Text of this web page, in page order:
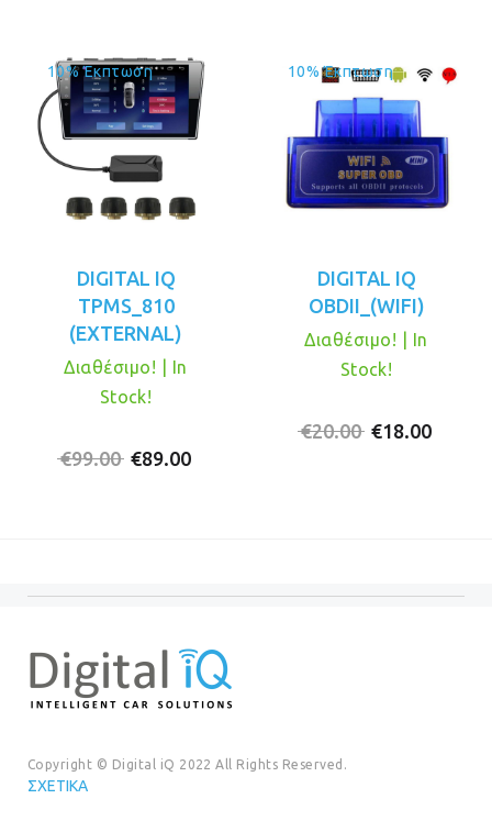
10% Έκπτωση
DIGITAL IQ
TPMS_810
(EXTERNAL)
€99.00 Original
€89.00
Διαθέσιμο! | In
Stock!
10% Έκπτωση
DIGITAL IQ
OBDII_(WIFI)
€20.00 Original
€18.00
Διαθέσιμο! | In
Stock!
Copyright © Digital iQ 2022 All Rights Reserved.
ΣΧΕΤΙΚΆ